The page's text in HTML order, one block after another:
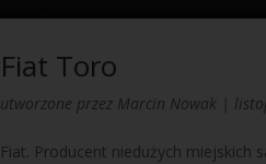
Fiat Toro
utworzone przez Marcin Nowak
Fiat. Producent niedużych miejskich